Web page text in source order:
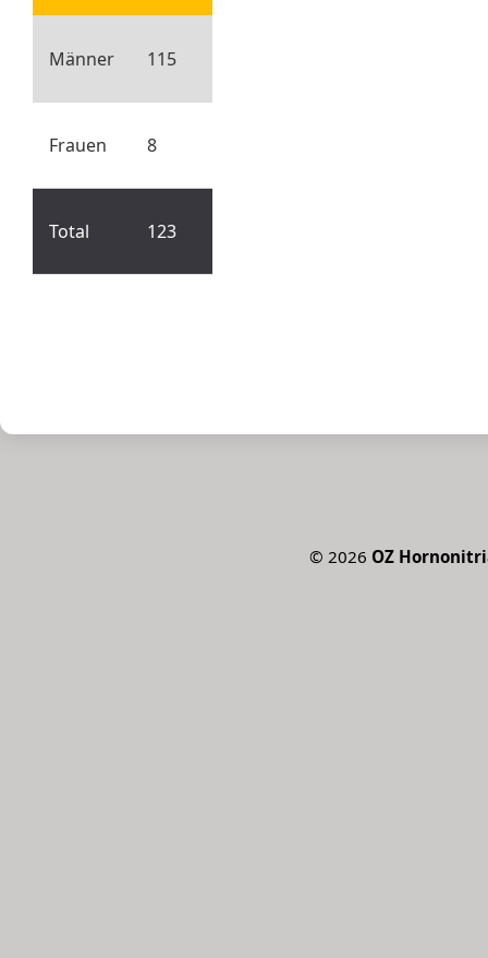
Männer 115
Frauen 8
Total 123
© 2026 OZ